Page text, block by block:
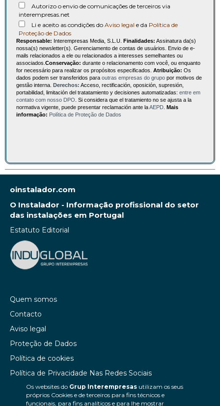
Os websites do Grup Interempresasutilizam os seus
próprios Cookies e de terceiros para fins técnicos e
funcionais, para fins analíticos e para lhe mostrar
Autorizo o envio de comunicações de terceiros via
interempresas.net
Li e aceito as condições do Aviso legal e da Política de
Proteção de Dados
Responsable: Interempresas Media, S.L.U. Finalidades: Assinatura da(s)
nossa(s) newsletter(s). Gerenciamento de contas de usuários. Envio de e-
mails relacionados a ele ou relacionados a interesses semelhantes ou
associados. Conservação: durante o relacionamento com você, ou enquanto
for necessário para realizar os propósitos especificados. Atribuição: Os
dados podem ser transferidos para outras empresas do grupo por motivos de
gestão interna. Derechos: Acceso, rectificación, oposición, supresión,
portabilidad, limitación del tratatamiento y decisiones automatizadas: entre em
contato com nosso DPO . Si considera que el tratamiento no se ajusta a la
normativa vigente, puede presentar reclamación ante laAEPD Mais
informação: Política de Proteção de Dados
oinstalador.com
O Instalador - Informação profissional do setor
das instalações em Portugal
Estatuto Editorial
Quem somos
Contacto
Aviso legal
Proteção de Dados
Política de cookies
Política de Privacidade Nas Redes Sociais
Canal de denúncias
Colaborações editoriais